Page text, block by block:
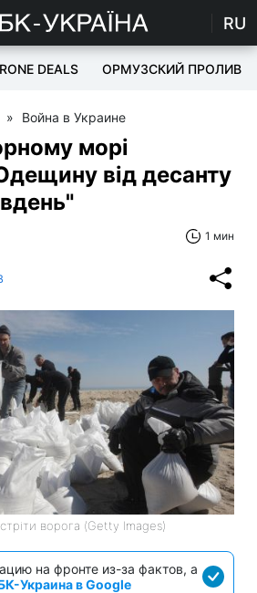
RU
DEALS ОРМУЗСКИЙ ПРОЛИВ
» Война в Украине
морі
від десанту
1 мин
ворога (Getty Images)
на фронте из-за фактов, а
Украина в Google